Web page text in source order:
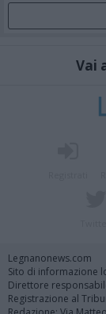
Vai
Legnanonews.com
Sito di informazione
Direttore
Registrazione al